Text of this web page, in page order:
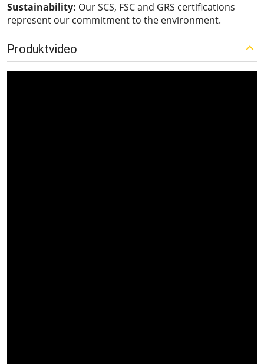
Sustainability: Our SCS, FSC and GRS certifications
represent our commitment to the environment.
Produktvideo